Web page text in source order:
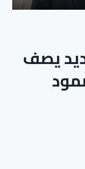
يصف